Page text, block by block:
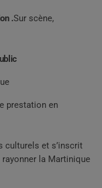
.Sur scène,
prestation en
culturels et s’inscrit
la Martinique